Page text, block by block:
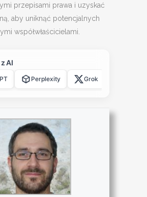
przepisami prawa i uzyskać
aby uniknąć potencjalnych
współwłaścicielami.
AI
Perplexity Grok